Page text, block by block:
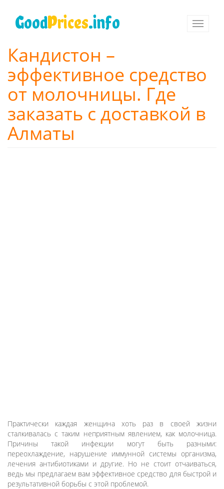
основному
GoodPrices.info
Toggle
Кандистон –
эффективное средство
от молочницы. Где
заказать с доставкой в
Алматы
Практически каждая женщина хоть раз в своей жизни
сталкивалась с таким неприятным явлением, как молочница.
Причины такой инфекции могут быть разными:
переохлаждение, нарушение иммунной системы организма,
лечения антибиотиками и другие. Но не стоит отчаиваться,
ведь мы предлагаем вам эффективное средство для быстрой и
результативной борьбы с этой проблемой.